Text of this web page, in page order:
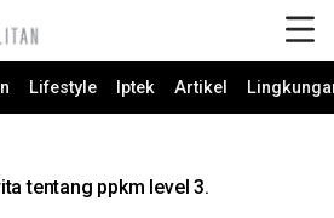
Lifestyle Iptek Artikel
tentang ppkm level 3.